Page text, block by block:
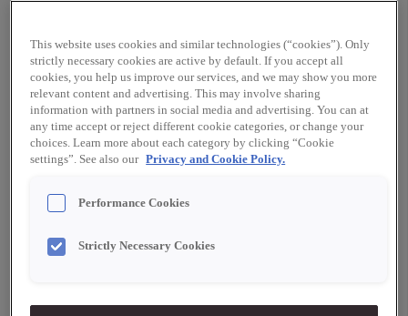
Värm svartvinbärspurén till 40°C, strö i pektinsockret
1020 g svartvinärspuré ekologisk, Sicoly
1015 g strösocker
18 g citronsyra, Sosa
Kokos eller violsocker, Sosa
This website uses cookies and similar technologies (“cookies”). Only
strictly necessary cookies are active by default. If you accept all
cookies, you help us improve our services, and we may show you more
relevant content and advertising. This may involve sharing
information with partners in social media and advertising. You can at
any time accept or reject different cookie categories, or change your
choices. Learn more about each category by clicking “Cookie
settings”. See also our Privacy and Cookie Policy.
Performance Cookies
Strictly Necessary Cookies